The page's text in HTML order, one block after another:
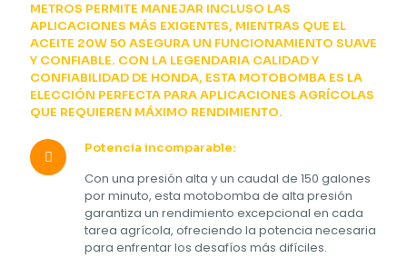
METROS PERMITE MANEJAR INCLUSO LAS
APLICACIONES MÁS EXIGENTES, MIENTRAS QUE EL
ACEITE 20W 50 ASEGURA UN FUNCIONAMIENTO SUAVE
Y CONFIABLE. CON LA LEGENDARIA CALIDAD Y
CONFIABILIDAD DE HONDA, ESTA MOTOBOMBA ES LA
ELECCIÓN PERFECTA PARA APLICACIONES AGRÍCOLAS
QUE REQUIEREN MÁXIMO RENDIMIENTO.
Potencia incomparable:
Con una presión alta y un caudal de 150 galones
por minuto, esta motobomba de alta presión
garantiza un rendimiento excepcional en cada
tarea agrícola, ofreciendo la potencia necesaria
para enfrentar los desafíos más difíciles.